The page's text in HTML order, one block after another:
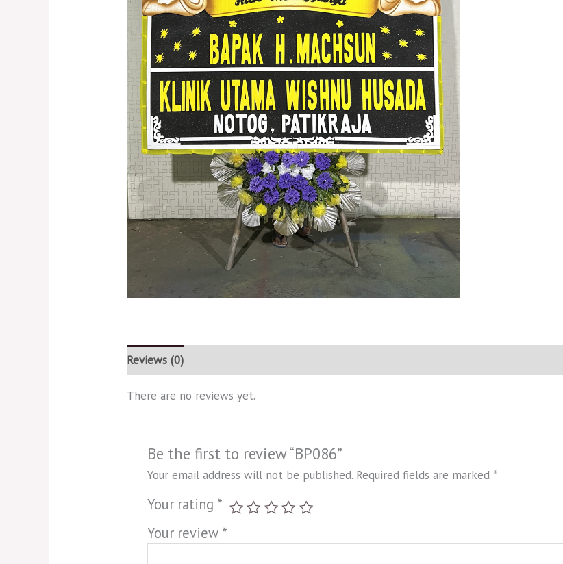
Reviews (0)
There are no reviews yet.
Be the first to review “BP086”
Your email address will not be published. Required fields are marked *
Your rating *
Your review *